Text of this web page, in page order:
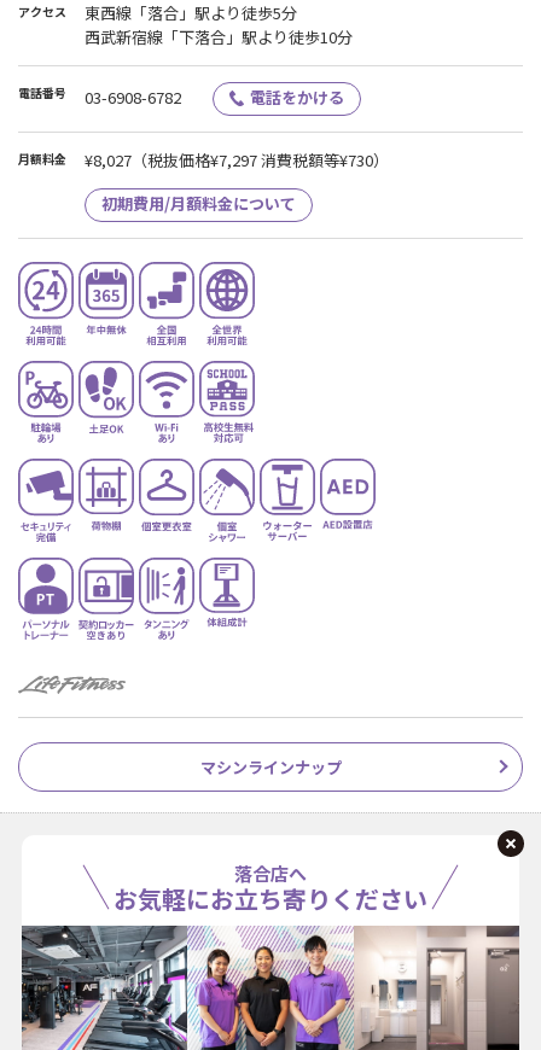
アクセス
東西線「落合」駅より徒歩5分
西武新宿線「下落合」駅より徒歩10分
電話番号 03-6908-6782 電話をかける
月額料金 ¥8,027 （税抜価格¥7,297 消費税額等¥730）
初期費用/月額料金について
マシンラインナップ
落合店へ
お気軽にお立ち寄りください